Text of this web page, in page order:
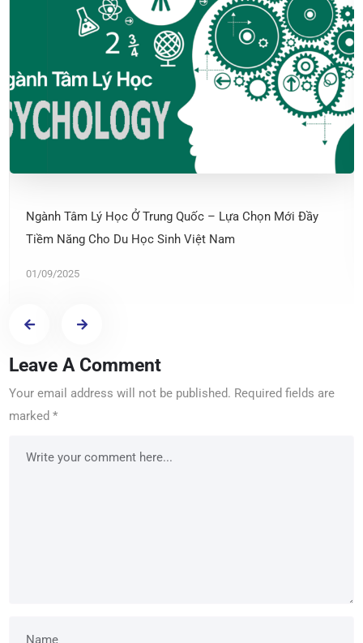
Ngành Tâm Lý Học Ở Trung Quốc – Lựa Chọn Mới Đầy
Tiềm Năng Cho Du Học Sinh Việt Nam
01/09/2025
Leave A Comment
Your email address will not be published. Required fields are
marked*